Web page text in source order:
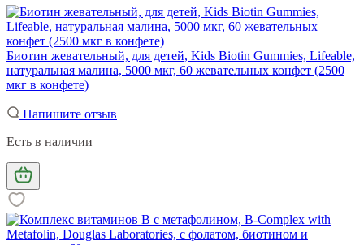
Биотин жевательный, для детей, Kids Biotin Gummies, Lifeable,
натуральная малина, 5000 мкг, 60 жевательных конфет (2500
мкг в конфете)
Напишите отзыв
Есть в наличии